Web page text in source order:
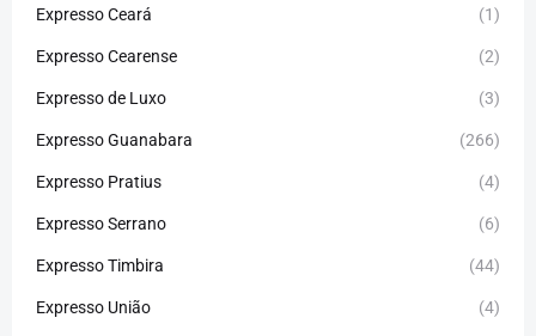
Expresso Ceará (1)
Expresso Cearense (2)
Expresso de Luxo (3)
Expresso Guanabara (266)
Expresso Pratius (4)
Expresso Serrano (6)
Expresso Timbira (44)
Expresso União (4)